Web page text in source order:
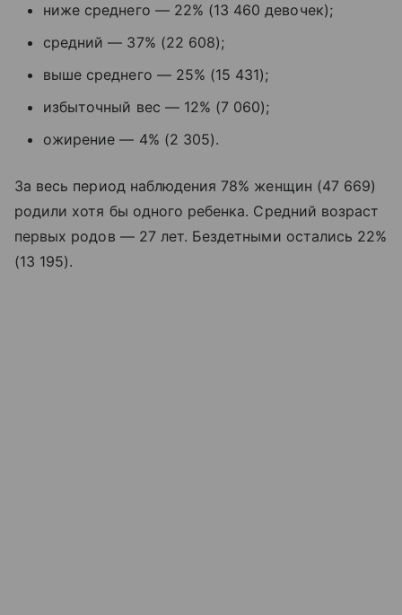
ниже среднего — 22% (13 460 девочек);
средний — 37% (22 608);
выше среднего — 25% (15 431);
избыточный вес — 12% (7 060);
ожирение — 4% (2 305).
За весь период наблюдения 78% женщин (47 669)
родили хотя бы одного ребенка. Средний возраст
первых родов — 27 лет. Бездетными остались 22%
(13 195).